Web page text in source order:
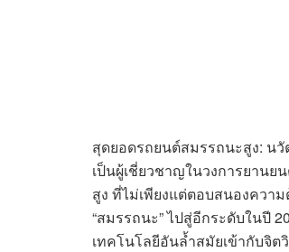
สุดยอดรถยนต์สมรรถนะสูง: น
เป็นผู้เชี่ยวชาญในวงการยาน
สูง ที่ไม่เพียงแต่ตอบสนองควา
“สมรรถนะ” ไปสู่อีกระดับในปี
เทคโนโลยีอันล้ำสมัยเข้ากับจิ